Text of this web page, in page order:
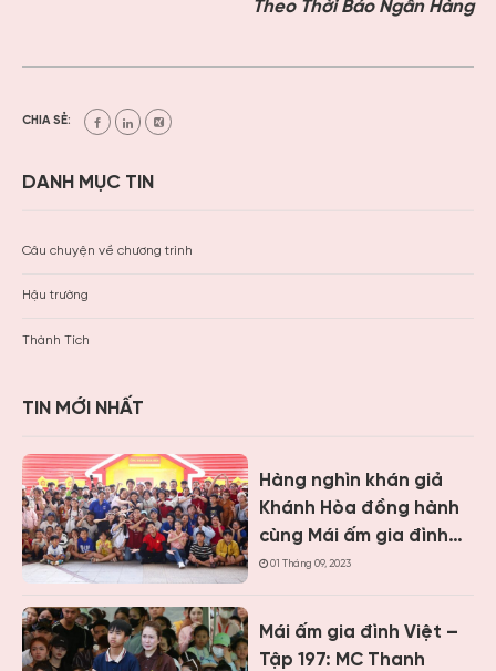
Theo Thời Báo Ngân Hàng
CHIA SẺ:
DANH MỤC TIN
Câu chuyện về chương trình
Hậu trường
Thành Tích
TIN MỚI NHẤT
Hàng nghìn khán giả
Khánh Hòa đồng hành
cùng Mái ấm gia đình
Việt, trao hơn 9 tỷ
01 Tháng 09, 2023
Mái ấm gia đình Việt –
Tập 197: MC Thanh